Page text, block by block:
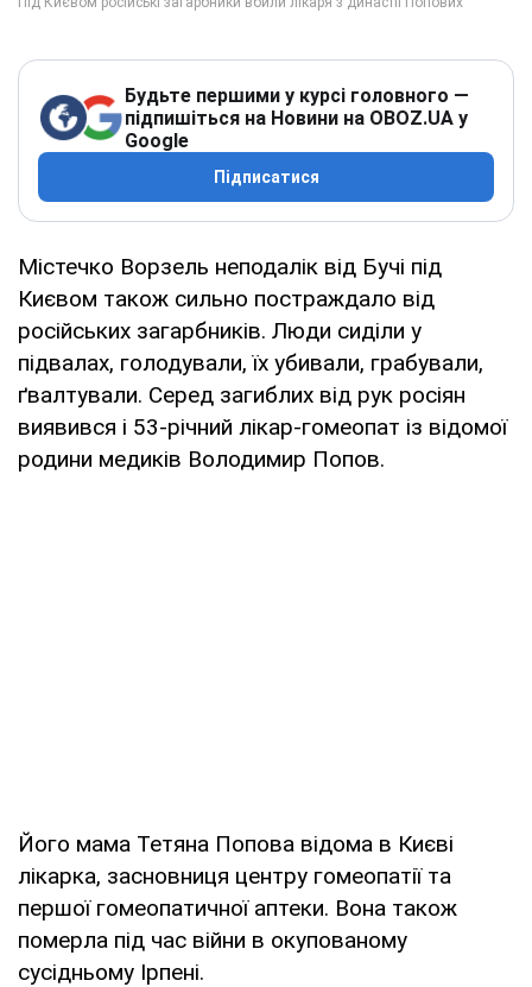
Будьте першими у курсі головного —
підпишіться на Новини на OBOZ.UA у
Google
Підписатися
Містечко Ворзель неподалік від Бучі під
Києвом також сильно постраждало від
російських загарбників. Люди сиділи у
підвалах, голодували, їх убивали, грабували,
ґвалтували. Серед загиблих від рук росіян
виявився і 53-річний лікар-гомеопат із відомої
родини медиків Володимир Попов.
Його мама Тетяна Попова відома в Києві
лікарка, засновниця центру гомеопатії та
першої гомеопатичної аптеки. Вона також
померла під час війни в окупованому
сусідньому Ірпені.